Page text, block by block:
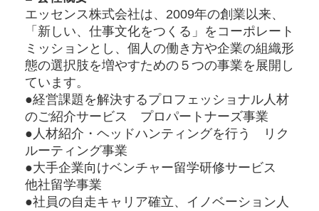
エッセンス株式会社は、2009年の創業以来、
「新しい、仕事文化をつくる」をコーポレート
ミッションとし、個人の働き方や企業の組織形
態の選択肢を増やすための５つの事業を展開し
ています。
●経営課題を解決するプロフェッショナル人材
のご紹介サービス プロパートナーズ事業
●人材紹介・ヘッドハンティングを行う リク
ルーティング事業
●大手企業向けベンチャー留学研修サービス
他社留学事業
●社員の自走キャリア確立、イノベーション人